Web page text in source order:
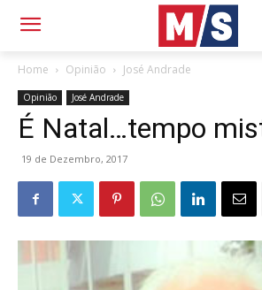
Home Opinião José Andrade
Opinião José Andrade
É Natal…tempo
19 de Dezembro, 2017